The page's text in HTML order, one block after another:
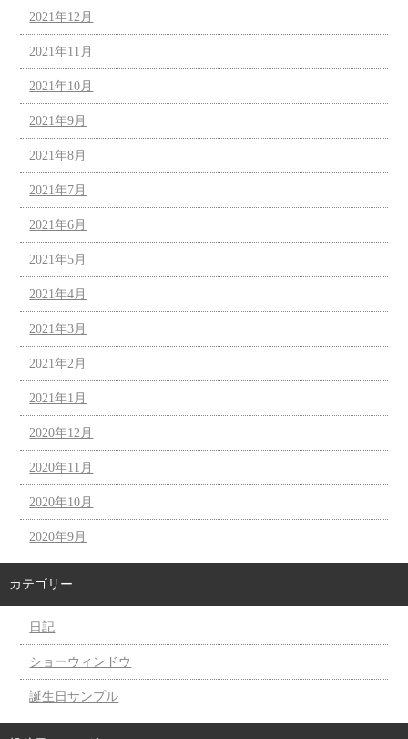
2021年12月
2021年11月
2021年10月
2021年9月
2021年8月
2021年7月
2021年6月
2021年5月
2021年4月
2021年3月
2021年2月
2021年1月
2020年12月
2020年11月
2020年10月
2020年9月
カテゴリー
日記
ショーウィンドウ
誕生日サンプル